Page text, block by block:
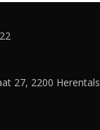
27, 2200 Herentals